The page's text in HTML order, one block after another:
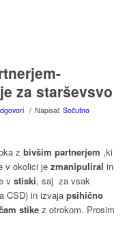
za starševsvo
/ Napisal: Sočutno
z bivšim partnerjem ,ki
v okolici je zmanipuliral in
v stiski, saj za vsak
CSD) in izvaja psihično
stikez otrokom. Prosim